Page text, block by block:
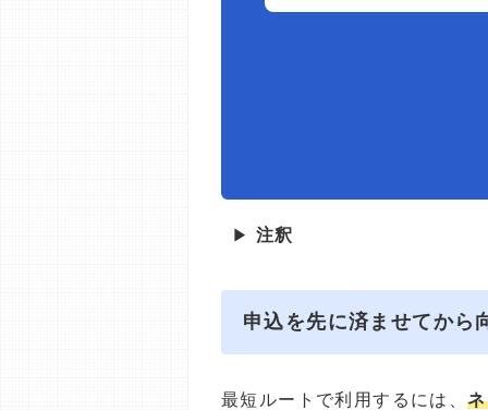
▶ 注釈
申込を先に済ませてから
最短ルートで利用するには、